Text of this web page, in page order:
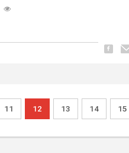
11 12 13 14 15